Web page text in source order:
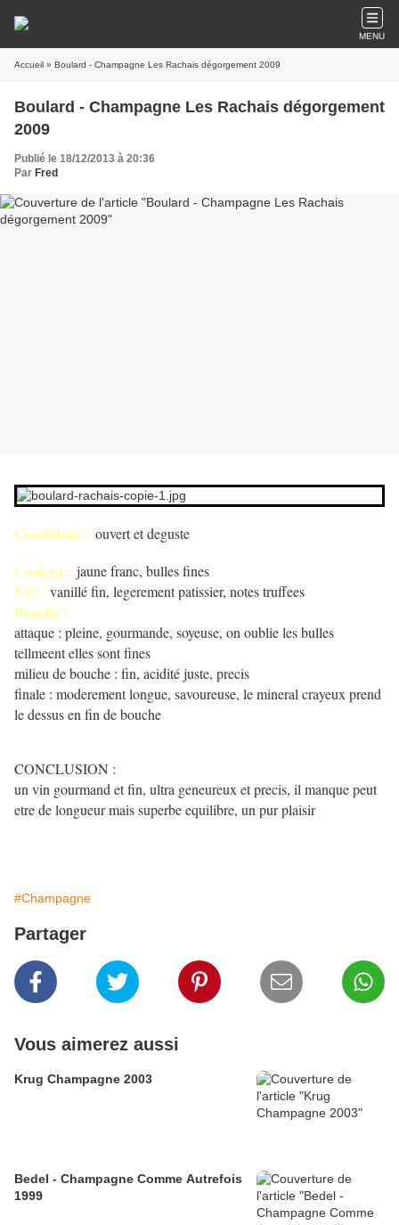
MENU
Accueil » Boulard - Champagne Les Rachais dégorgement 2009
Boulard - Champagne Les Rachais dégorgement
2009
Publié le 18/12/2013 à 20:36
Par Fred
Conditions : ouvert et deguste
Couleur : jaune franc, bulles fines
Nez : vanillé fin, legerement patissier, notes truffees
Bouche :
attaque : pleine, gourmande, soyeuse, on oublie les bulles
tellmeent elles sont fines
milieu de bouche : fin, acidité juste, precis
finale : moderement longue, savoureuse, le mineral crayeux prend
le dessus en fin de bouche
CONCLUSION :
un vin gourmand et fin, ultra geneureux et precis, il manque peut
etre de longueur mais superbe equilibre, un pur plaisir
#Champagne
Partager
Vous aimerez aussi
Krug Champagne 2003
Bedel - Champagne Comme Autrefois
1999